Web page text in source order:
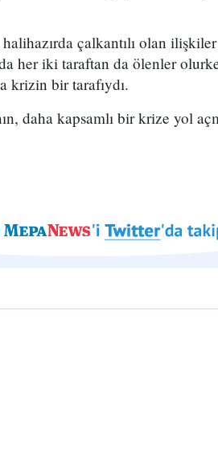
çalkantılı olan
her iki taraftan da ölenler
krizin bir tarafıydı.
daha kapsamlı bir krize yol